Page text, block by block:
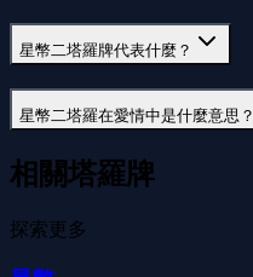
星幣二塔羅牌代表什麼？
星幣二塔羅在愛情中是什麼意思？
相關塔羅牌
探索更多